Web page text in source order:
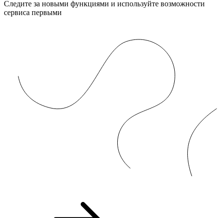
Следите за новыми функциями и используйте возможности
сервиса первыми